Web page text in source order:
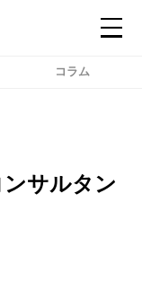
コラム
サルタン